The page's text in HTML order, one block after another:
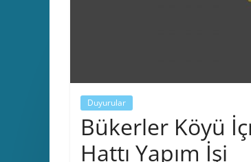
Duyurular
Bükerler Köyü
Hattı Yapım İşi